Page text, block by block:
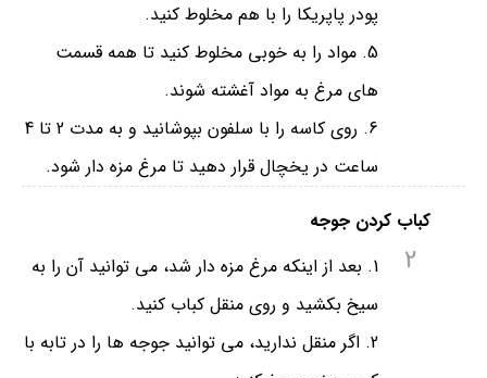
پودر پاپریکا را با هم مخلوط کنید.
مواد را به خوبی مخلوط کنید تا همه قسمت
های مرغ به مواد آغشته شوند.
روی کاسه را با سلفون بپوشانید و به مدت 2 تا 4
ساعت در یخچال قرار دهید تا مرغ مزه دار شود.
کباب کردن جوجه
2
بعد از اینکه مرغ مزه دار شد، می توانید آن را به
سیخ بکشید و روی منقل کباب کنید.
اگر منقل ندارید، می توانید جوجه ها را در تابه با